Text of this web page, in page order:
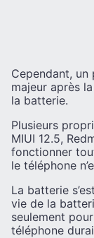
Cependant,
majeur après
la batterie.
Plusieurs
MIUI 12.5,
fonctionner
le téléphone
La batterie
vie de la
seulement
téléphone